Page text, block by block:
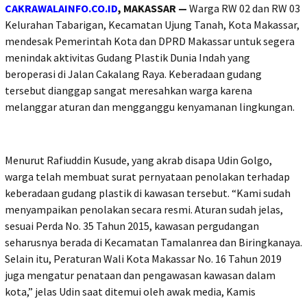
CAKRAWALAINFO.CO.ID, MAKASSAR — Warga RW 02 dan RW 03
Kelurahan Tabarigan, Kecamatan Ujung Tanah, Kota Makassar,
mendesak Pemerintah Kota dan DPRD Makassar untuk segera
menindak aktivitas Gudang Plastik Dunia Indah yang
beroperasi di Jalan Cakalang Raya. Keberadaan gudang
tersebut dianggap sangat meresahkan warga karena
melanggar aturan dan mengganggu kenyamanan lingkungan.
Menurut Rafiuddin Kusude, yang akrab disapa Udin Golgo,
warga telah membuat surat pernyataan penolakan terhadap
keberadaan gudang plastik di kawasan tersebut. “Kami sudah
menyampaikan penolakan secara resmi. Aturan sudah jelas,
sesuai Perda No. 35 Tahun 2015, kawasan pergudangan
seharusnya berada di Kecamatan Tamalanrea dan Biringkanaya.
Selain itu, Peraturan Wali Kota Makassar No. 16 Tahun 2019
juga mengatur penataan dan pengawasan kawasan dalam
kota,” jelas Udin saat ditemui oleh awak media, Kamis